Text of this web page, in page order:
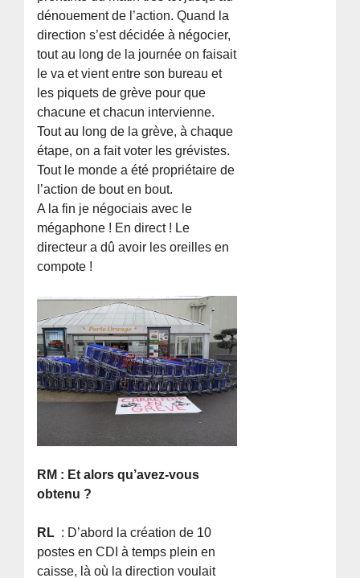
dénouement de l’action. Quand la
direction s’est décidée à négocier,
tout au long de la journée on faisait
le va et vient entre son bureau et
les piquets de grève pour que
chacune et chacun intervienne.
Tout au long de la grève, à chaque
étape, on a fait voter les grévistes.
Tout le monde a été propriétaire de
l’action de bout en bout.
A la fin je négociais avec le
mégaphone ! En direct ! Le
directeur a dû avoir les oreilles en
compote !
RM : Et alors qu’avez-vous
obtenu ?
RL : D’abord la création de 10
postes en CDI à temps plein en
caisse, là où la direction voulait